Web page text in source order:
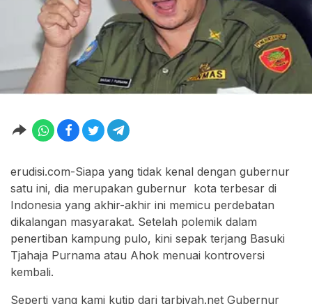
erudisi.com-Siapa yang tidak kenal dengan gubernur
satu ini, dia merupakan gubernur kota terbesar di
Indonesia yang akhir-akhir ini memicu perdebatan
dikalangan masyarakat. Setelah polemik dalam
penertiban kampung pulo, kini sepak terjang Basuki
Tjahaja Purnama atau Ahok menuai kontroversi
kembali.
Seperti yang kami kutip dari tarbiyah.net Gubernur